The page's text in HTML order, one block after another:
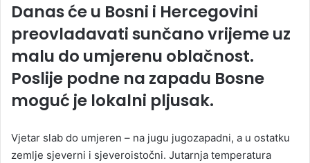
Danas će u Bosni i Hercegovini
preovladavati sunčano vrijeme uz
malu do umjerenu oblačnost.
Poslije podne na zapadu Bosne
moguć je lokalni pljusak.
Vjetar slab do umjeren – na jugu jugozapadni, a u ostatku
zemlje sjeverni i sjeveroistočni. Jutarnja temperatura